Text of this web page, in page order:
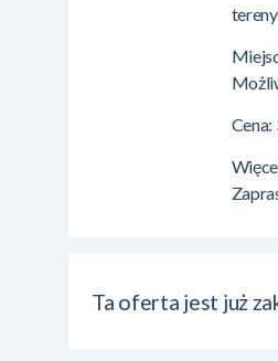
Ta oferta jest już